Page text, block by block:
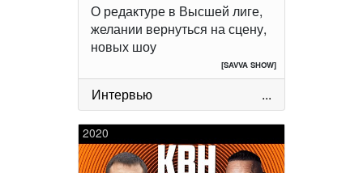
О редактуре в Высшей лиге,
желании вернуться на сцену,
новых шоу
[SAVVA SHOW]
Интервью ...
2020